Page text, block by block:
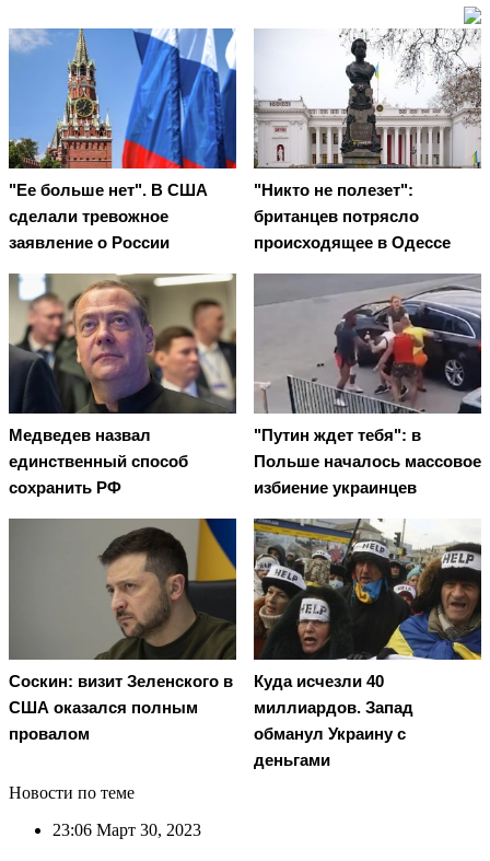
"Ее больше нет". В США
сделали тревожное
заявление о России
"Никто не полезет":
британцев потрясло
происходящее в Одессе
Медведев назвал
единственный способ
сохранить РФ
"Путин ждет тебя": в
Польше началось массовое
избиение украинцев
Соскин: визит Зеленского в
США оказался полным
провалом
Куда исчезли 40
миллиардов. Запад
обманул Украину с
деньгами
Новости по теме
23:06 Март 30, 2023